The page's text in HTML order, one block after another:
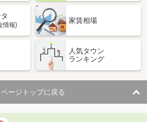
情報)
家賃相場
人気タウン
ランキング
ページトップに戻る